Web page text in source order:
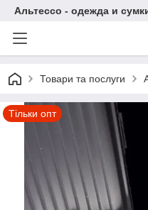
Альтессо - одежда и
Товари та послуги
Тільки опт